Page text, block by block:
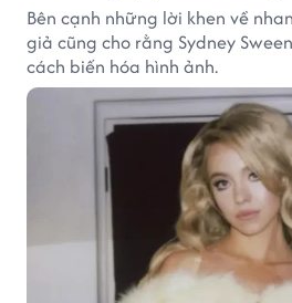
Bên cạnh những lời khen về
giả cũng cho rằng Sydney
cách biến hóa hình ảnh.